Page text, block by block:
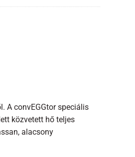
A convEGGtor speciális
közvetett hő teljes
alacsony